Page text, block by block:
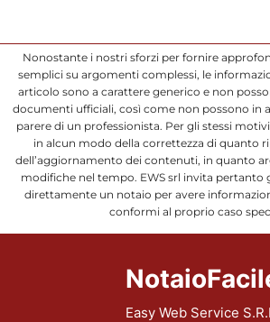
Nonostante i nostri sforzi per fornire
semplici su argomenti complessi, le
articolo sono a carattere generico e non
documenti ufficiali, così come non possono in
parere di un professionista. Per gli stessi
in alcun modo della correttezza di quanto
dell’aggiornamento dei contenuti, in quanto
modifiche nel tempo. EWS srl invita pertanto
direttamente un notaio per avere
conformi al proprio caso
Easy Web Service